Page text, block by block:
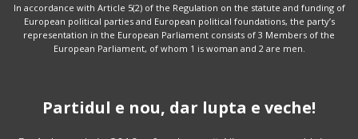
In accordance with Article 5(2) of the Regulation on the statute and funding of
European political parties and European political foundations, the party’s
representation in the European Parliament consists of 3 Members of the
European Parliament, of whom 1 is woman and 2 are men.
Partidul e nou, dar lupta e veche!